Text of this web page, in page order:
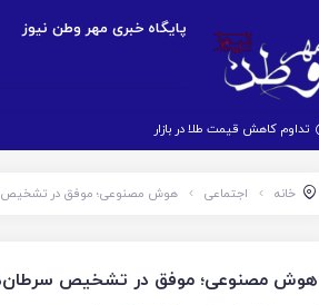
پایگاه خبری مهر وطن نیوز
تداوم کاهش قیمت طلا در بازار جهانی
خانه اجتماعی هوش مصنوعی؛ موفق در تشخیص
هوش مصنوعی؛ موفق در تشخیص